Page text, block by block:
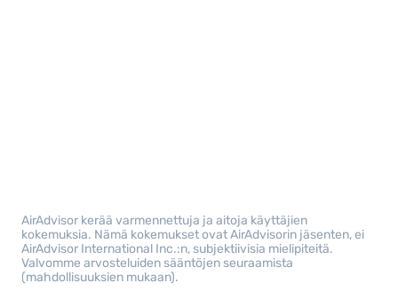
AirAdvisor kerää varmennettuja ja aitoja käyttäjien
kokemuksia. Nämä kokemukset ovat AirAdvisorin jäsenten, ei
AirAdvisor International Inc.:n, subjektiivisia mielipiteitä.
Valvomme arvosteluiden sääntöjen seuraamista
(mahdollisuuksien mukaan).